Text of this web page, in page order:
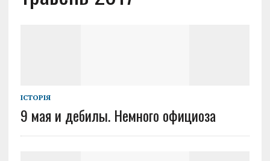
ІСТОРІЯ
9 мая и дебилы. Немного официоза